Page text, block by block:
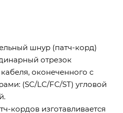
шнур (патч-корд)
отрезок
оконеченного с
(SC/LC/FC/ST) угловой
кордов изготавливается